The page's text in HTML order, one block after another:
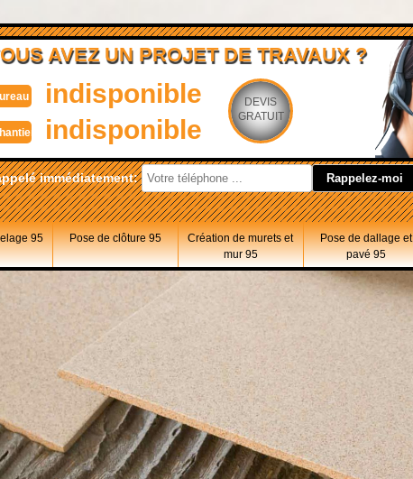
AVEZ UN PROJET DE TRAVAUX ?
indisponible
indisponible
DEVIS
GRATUIT
immédiatement:
95 Pose de clôture 95
Création de murets et
mur 95
Pose de dallage et
pavé 95